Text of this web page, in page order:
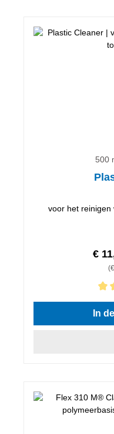
500
voor het reinigen
€
Gemiddelde
In